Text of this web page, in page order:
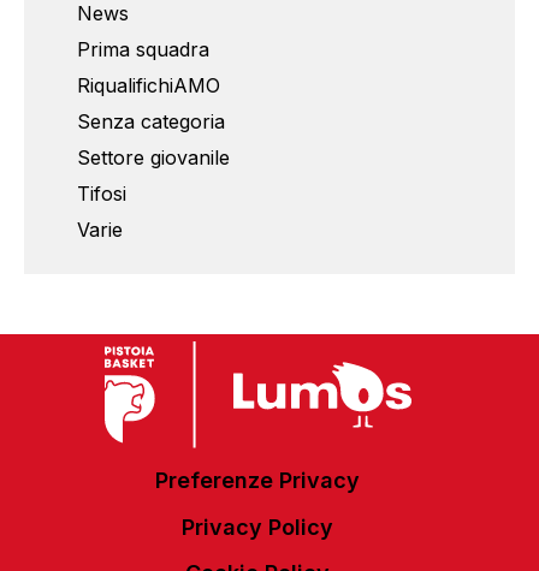
News
Prima squadra
RiqualifichiAMO
Senza categoria
Settore giovanile
Tifosi
Varie
Preferenze Privacy
Privacy Policy